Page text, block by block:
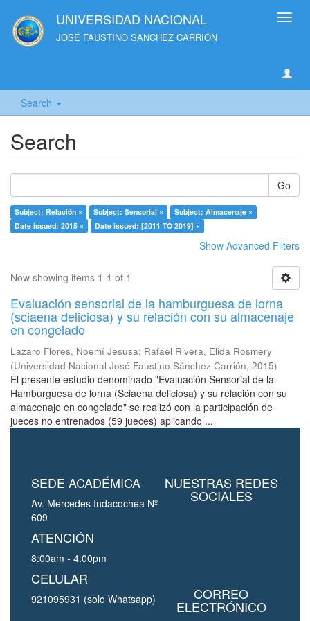
UNIVERSIDAD NACIONAL
JOSÉ FAUSTINO SANCHEZ CARRIÓN
Search
Search
Go
Subject: Relación × Subject: Sensorial ×
Subject: Almacenaje ×
Date issued: 2015 ×
Date issued: [2011 TO 2019] ×
Show Advanced Filters
Now showing items 1-1 of 1
Evaluación sensorial de la hamburguesa de lorna
(sciaena deliciosa) y su relación con su almacenaje
en congelado
Lazaro Flores, Noemí Jesusa; Rafael Rivera, Elida Rosmery
(Universidad Nacional José Faustino Sánchez Carrión, 2015)
El presente estudio denominado "Evaluación Sensorial de la
Hamburguesa de lorna (Sciaena deliciosa) y su relación con su
almacenaje en congelado" se realizó con la participación de
jueces no entrenados (59 jueces) aplicando ...
SEDE ACADÉMICA
Av. Mercedes Indacochea Nº
609
ATENCIÓN
8:00am - 4:00pm
CELULAR
921095931 (solo Whatsapp)
NUESTRAS REDES
SOCIALES
CORREO
ELECTRÓNICO